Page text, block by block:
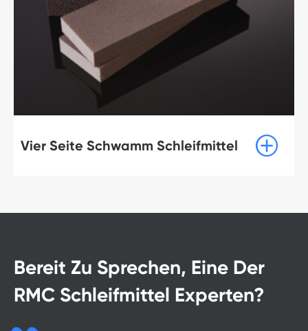
Vier Seite Schwamm Schleifmittel 
Bereit Zu Sprechen, Eine Der
RMC Schleifmittel Experten?